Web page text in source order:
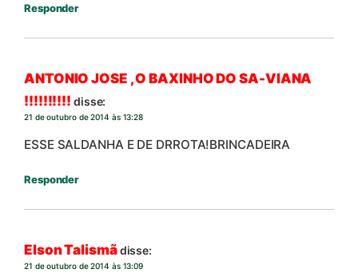
Responder
ANTONIO JOSE , O BAXINHO DO SA-VIANA
!!!!!!!!!! disse:
21 de outubro de 2014 às 13:28
ESSE SALDANHA E DE DRROTA!BRINCADEIRA
Responder
Elson Talismãdisse:
21 de outubro de 2014 às 13:09